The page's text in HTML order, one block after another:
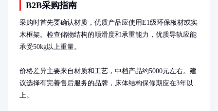
B2B采购指南
采购时首先要确认材质，优质产品应使用E1级环保板材或实
木框架。检查储物结构的顺滑度和承重能力，优质导轨应能
承受50kg以上重量。
价格差异主要来自材质和工艺，中档产品约5000元左右。建
议选择有完善售后服务的品牌，床体结构保修期应在3年以
上。